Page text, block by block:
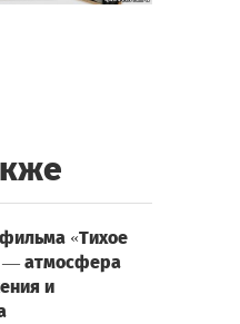
«Тихое
— атмосфера
и